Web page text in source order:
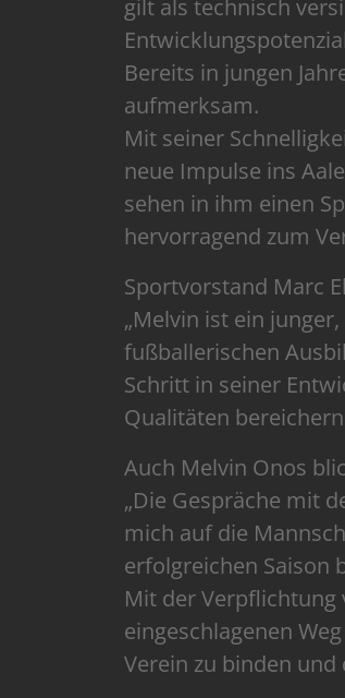
gilt als technisch
Bereits in jungen
aufmerksam.
Mit seiner
neue Impulse ins
sehen in ihm einen
hervorragend zum
Sportvorstand Marc
„Melvin ist ein
fußballerischen
Schritt in seiner
Qualitäten
Auch Melvin Onos
„Die Gespräche mit
mich auf die
erfolgreichen Saison
Mit der Verpflichtung
eingeschlagenen
Verein zu binden und